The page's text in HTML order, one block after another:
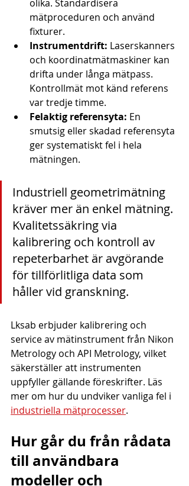
olika. Standardisera
mätproceduren och använd
fixturer.
Instrumentdrift: Laserskanners
och koordinatmätmaskiner kan
drifta under långa mätpass.
Kontrollmät mot känd referens
var tredje timme.
Felaktig referensyta: En
smutsig eller skadad referensyta
ger systematiskt fel i hela
mätningen.
Industriell geometrimätning
kräver mer än enkel mätning.
Kvalitetssäkring via
kalibrering och kontroll av
repeterbarhet är avgörande
för tillförlitliga data som
håller vid granskning.
Lksab erbjuder kalibrering och
service av mätinstrument från Nikon
Metrology och API Metrology, vilket
säkerställer att instrumenten
uppfyller gällande föreskrifter. Läs
mer om hur du undviker vanliga fel i
industriella mätprocesser.
Hur går du från rådata
till användbara
modeller och